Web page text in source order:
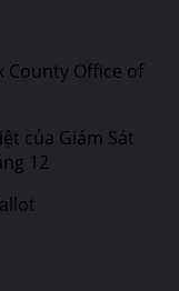
County Office of
của Giám Sát
12